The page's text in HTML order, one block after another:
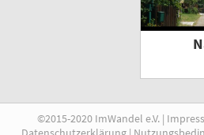
©2015-2020 ImWandel e.V. |